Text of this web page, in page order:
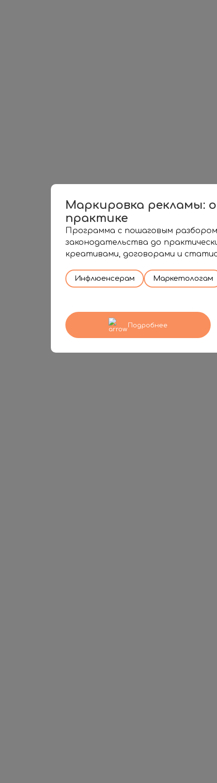
Маркировка рекламы:
практике
Программа с пошаговым
законодательства до
креативами, договорами и
Инфлюенсерам Маркетологам
Подробнее